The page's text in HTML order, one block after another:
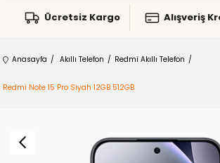
Ücretsiz Kargo Alışveriş
Anasayfa Akıllı Telefon Redmi Akıllı Telefon
Redmi Note 15 Pro Siyah 12GB 512GB